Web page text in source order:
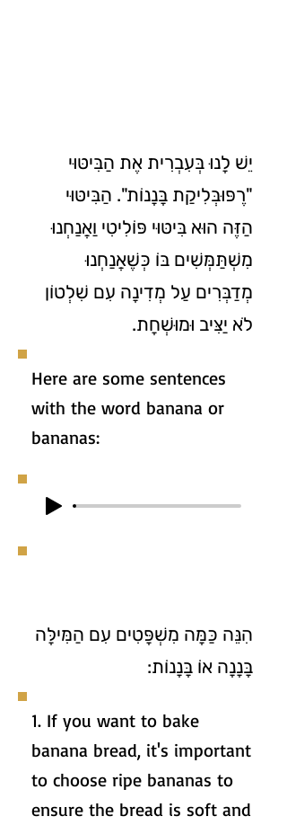
יֵשׁ לָנוּ בְּעִבְרִית אֶת הַבִּיטּוּי
"רֶפּוּבְּלִיקַת בָּנָנוֹת". הַבִּיטּוּי
הַזֶּה הוּא בִּיטּוּי פּוֹלִיטִי וַאֲנַחְנוּ
מִשְׁתַּמְּשִׁים בּוֹ כְּשֶׁאֲנַחְנוּ
מְדַבְּרִים עַל מְדִינָה עִם שִׁלְטוֹן
לֹא יַצִּיב וּמוּשְׁחָת.
Here are some sentences
with the word banana or
bananas:
הִנֵּה כַּמָּה מִשְׁפָּטִים עִם הַמִּילָּה
בָּנָנָה אוֹ בָּנָנוֹת:
1. If you want to bake
banana bread, it's important
to choose ripe bananas to
ensure the bread is soft and